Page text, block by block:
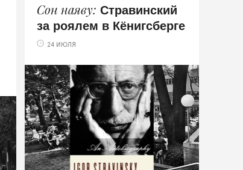
Сон наяву Стравинский
за роялем в Кёнигсберге
24 ИЮЛЯ